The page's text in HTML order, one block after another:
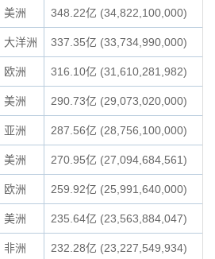
美洲 348.22亿 (34,822,100,000)
大洋洲 337.35亿 (33,734,990,000)
欧洲 316.10亿 (31,610,281,982)
美洲 290.73亿 (29,073,020,000)
亚洲 287.56亿 (28,756,100,000)
美洲 270.95亿 (27,094,684,561)
欧洲 259.92亿 (25,991,640,000)
美洲 235.64亿 (23,563,884,047)
非洲 232.28亿 (23,227,549,934)